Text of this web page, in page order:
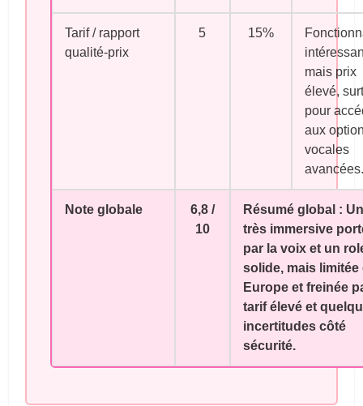
Tarif / rapport
qualité-prix
5 15%
mais prix
élevé,
pour
aux
vocales
avancées.
Note globale
6,8 /
10
Résumé global :
très immersive
par la voix et un
solide, mais limitée
Europe et freinée
tarif élevé et
incertitudes côté
sécurité.